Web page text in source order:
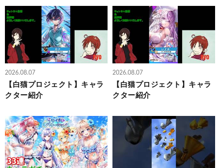
2026.08.07
【白猫プロジェクト】キャラ
クター紹介
2026.08.07
【白猫プロジェクト】キャラ
クター紹介